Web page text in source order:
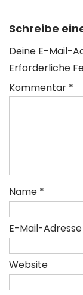
Schreibe
Deine E-Mail-
Erforderliche
Kommentar *
Name *
E-Mail-Adresse
Website